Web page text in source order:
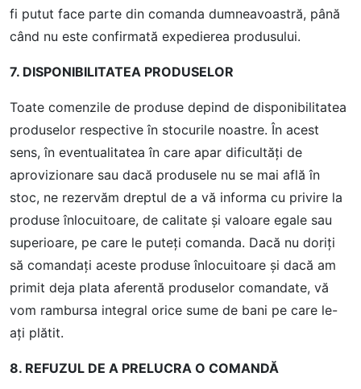
fi putut face parte din comanda dumneavoastră, până
când nu este confirmată expedierea produsului.
7. DISPONIBILITATEA PRODUSELOR
Toate comenzile de produse depind de disponibilitatea
produselor respective în stocurile noastre. În acest
sens, în eventualitatea în care apar dificultăţi de
aprovizionare sau dacă produsele nu se mai află în
stoc, ne rezervăm dreptul de a vă informa cu privire la
produse înlocuitoare, de calitate şi valoare egale sau
superioare, pe care le puteţi comanda. Dacă nu doriţi
să comandaţi aceste produse înlocuitoare și dacă am
primit deja plata aferentă produselor comandate, vă
vom rambursa integral orice sume de bani pe care le-
aţi plătit.
8. REFUZUL DE A PRELUCRA O COMANDĂ